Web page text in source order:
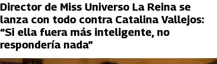
Director de Miss Universo La Reina se
lanza con todo contra Catalina Vallejos:
“Si ella fuera más inteligente, no
respondería nada”